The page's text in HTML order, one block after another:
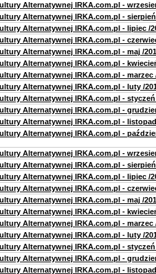
Alternatywnej IRKA.com.pl -
Alternatywnej IRKA.com.pl - sierpień
Alternatywnej IRKA.com.pl - lipiec /
Alternatywnej IRKA.com.pl -
Alternatywnej IRKA.com.pl - maj /
Alternatywnej IRKA.com.pl -
Alternatywnej IRKA.com.pl - marzec
Alternatywnej IRKA.com.pl - luty /
Alternatywnej IRKA.com.pl - styczeń
Alternatywnej IRKA.com.pl -
Alternatywnej IRKA.com.pl - listopad
Alternatywnej IRKA.com.pl -
Alternatywnej IRKA.com.pl -
Alternatywnej IRKA.com.pl - sierpień
Alternatywnej IRKA.com.pl - lipiec /
Alternatywnej IRKA.com.pl -
Alternatywnej IRKA.com.pl - maj /
Alternatywnej IRKA.com.pl -
Alternatywnej IRKA.com.pl - marzec
Alternatywnej IRKA.com.pl - luty /
Alternatywnej IRKA.com.pl - styczeń
Alternatywnej IRKA.com.pl -
Alternatywnej IRKA.com.pl - listopad